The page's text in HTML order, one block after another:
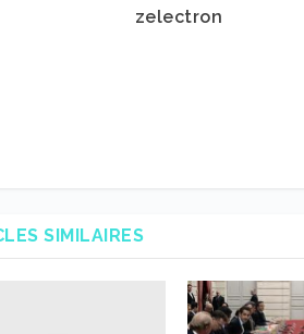
zelectron
SIMILAIRES